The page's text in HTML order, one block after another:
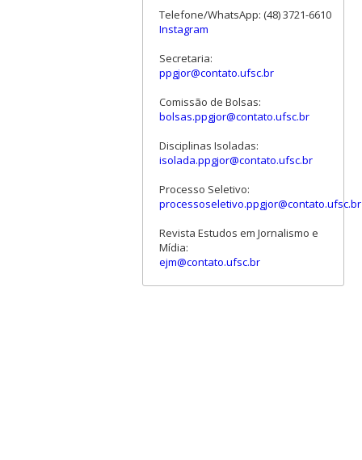
Telefone/WhatsApp: (48) 3721-6610
Instagram
Secretaria:
ppgjor@contato.ufsc.br
Comissão de Bolsas:
bolsas.ppgjor@contato.ufsc.br
Disciplinas Isoladas:
isolada.ppgjor@contato.ufsc.br
Processo Seletivo:
processoseletivo.ppgjor@contato.ufsc.br
Revista Estudos em Jornalismo e
Mídia:
ejm@contato.ufsc.br